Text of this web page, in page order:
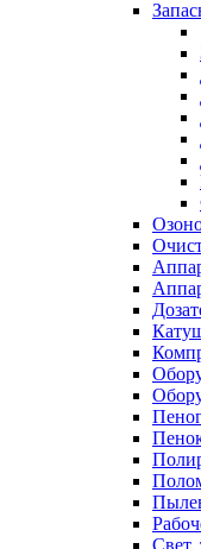
Свет,